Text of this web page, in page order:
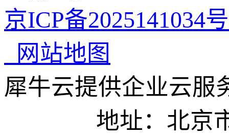
京ICP备2025141034
网站地图
犀牛云提供企业云服
地址：北京市东